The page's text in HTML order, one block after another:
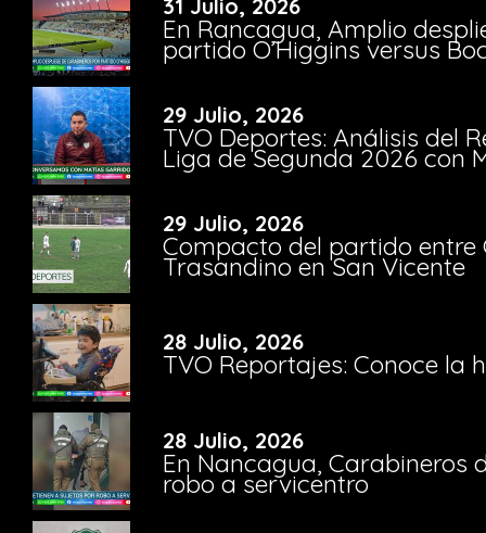
31 Julio, 2026
En Rancagua, Amplio
partido O’Higgins versus
29 Julio, 2026
TVO Deportes: Análisis del
Liga de Segunda 2026 con
29 Julio, 2026
Compacto del partido entre
Trasandino en San Vicente
28 Julio, 2026
TVO Reportajes: Conoce la
28 Julio, 2026
En Nancagua, Carabineros
robo a servicentro